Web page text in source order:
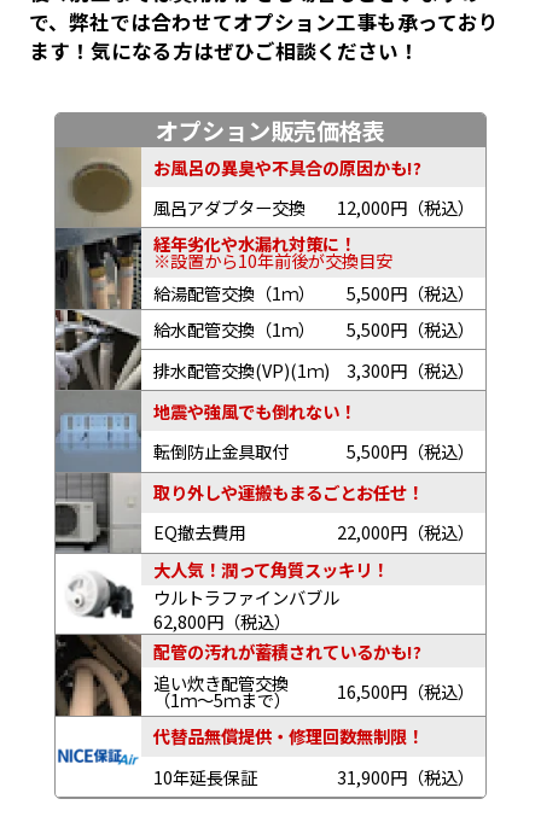
で、弊社では合わせてオプション工事も承っており
ます！気になる方はぜひご相談ください！
オプション販売価格表
お風呂の異臭や不具合の原因かも!?
風呂アダプター交換
12,000円（税込）
経年劣化や水漏れ対策に！
※設置から10年前後が交換目安
給湯配管交換（1ｍ）
5,500円（税込）
給水配管交換（1ｍ）
5,500円（税込）
排水配管交換(VP)(1ｍ)
3,300円（税込）
地震や強風でも倒れない！
転倒防止金具取付
5,500円（税込）
取り外しや運搬もまるごとお任せ！
EQ撤去費用
22,000円（税込）
大人気！潤って角質スッキリ！
ウルトラファインバブル
62,800円（税込）
配管の汚れが蓄積されているかも!?
追い炊き配管交換
（1ｍ～5ｍまで）
16,500円（税込）
代替品無償提供・修理回数無制限！
10年延長保証
31,900円（税込）